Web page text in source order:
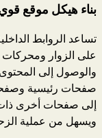
بناء هيكل موقع
تساعد الروابط
على الزوار
والوصول إلى
صفحات رئيسية
إلى صفحات أخرى
ويسهل من عملية